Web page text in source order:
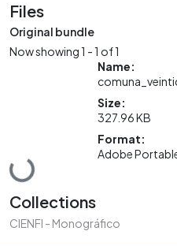
Files
Original bundle
Now showing1 - 1 of 1
Loading...
Name:
Size:
327.96 KB
Format:
Adobe
Collections
CIENFI - Monográfico